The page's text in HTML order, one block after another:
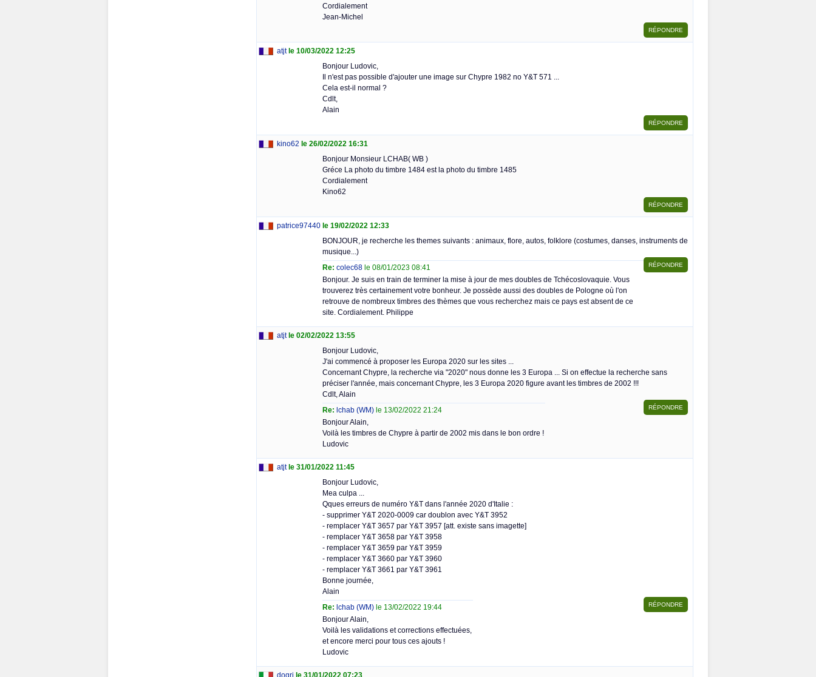
Cordialement
Jean-Michel
atjtle 10/03/2022 12:25
Bonjour Ludovic,
Il n'est pas possible d'ajouter une image sur Chypre 1982 no Y&T 571 ...
Cela est-il normal ?
Cdlt,
Alain
kino62 le 26/02/2022 16:31
Bonjour Monsieur LCHAB( WB )
Gréce La photo du timbre 1484 est la photo du timbre 1485
Cordialement
Kino62
patrice97440 le 19/02/2022 12:33
BONJOUR, je recherche les themes suivants : animaux, flore, autos, folklore (costumes, danses, instruments de
musique...)
Re: colec68 le 08/01/2023 08:41
Bonjour. Je suis en train de terminer la mise à jour de mes doubles de Tchécoslovaquie. Vous
trouverez très certainement votre bonheur. Je possède aussi des doubles de Pologne où l'on
retrouve de nombreux timbres des thèmes que vous recherchez mais ce pays est absent de ce
site. Cordialement. Philippe
atjtle 02/02/2022 13:55
Bonjour Ludovic,
J'ai commencé à proposer les Europa 2020 sur les sites ...
Concernant Chypre, la recherche via "2020" nous donne les 3 Europa ... Si on effectue la recherche sans
préciser l'année, mais concernant Chypre, les 3 Europa 2020 figure avant les timbres de 2002 !!!
Cdlt, Alain
Re: lchab (WM) le 13/02/2022 21:24
Bonjour Alain,
Voilà les timbres de Chypre à partir de 2002 mis dans le bon ordre !
Ludovic
atjtle 31/01/2022 11:45
Bonjour Ludovic,
Mea culpa ...
Qques erreurs de numéro Y&T dans l'année 2020 d'Italie :
- supprimer Y&T 2020-0009 car doublon avec Y&T 3952
- remplacer Y&T 3657 par Y&T 3957 [att. existe sans imagette]
- remplacer Y&T 3658 par Y&T 3958
- remplacer Y&T 3659 par Y&T 3959
- remplacer Y&T 3660 par Y&T 3960
- remplacer Y&T 3661 par Y&T 3961
Bonne journée,
Alain
Re: lchab (WM) le 13/02/2022 19:44
Bonjour Alain,
Voilà les validations et corrections effectuées,
et encore merci pour tous ces ajouts !
Ludovic
dogri le 31/01/2022 07:23